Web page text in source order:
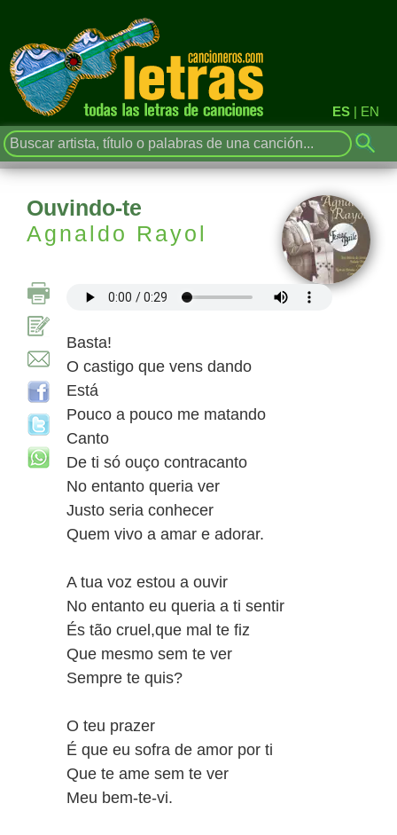
ES | EN
Ouvindo-te
Agnaldo Rayol
Basta!
O castigo que vens dando
Está
Pouco a pouco me matando
Canto
De ti só ouço contracanto
No entanto queria ver
Justo seria conhecer
Quem vivo a amar e adorar.
A tua voz estou a ouvir
No entanto eu queria a ti sentir
És tão cruel,que mal te fiz
Que mesmo sem te ver
Sempre te quis?
O teu prazer
É que eu sofra de amor por ti
Que te ame sem te ver
Meu bem-te-vi.